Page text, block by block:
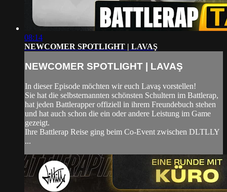
08:14
NEWCOMER SPOTLIGHT | LAVAŞ
NEWCOMER SPOTLIGHT | LAVAŞ
In dieser Episode möchten wir euch Lavaş vorstellen!
Sie hat die selbsternannten schönsten Schultern im Battlerap,
hat jeden Battlerapper offiziell in ihrem Freundebuch stehen
und hat auch schon die ein oder andere Leistung im Game
gezeigt.
Ihre Battlerap Reise ging beim Co-Event zwischen DLTLLY
...